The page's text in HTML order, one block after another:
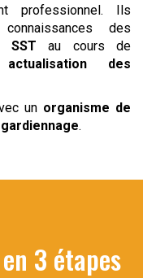
professionnel. Ils
des
SST au cours de
des
un organisme de
.
3 étapes